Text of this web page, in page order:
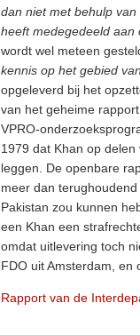
dan niet met behulp
heeft medegedeeld aan
wordt wel meteen
kennis op het gebied
opgeleverd bij het
van het geheime
VPRO-
1979 dat Khan op
leggen. De openbare
meer dan
Pakistan zou kunnen
een Khan een
omdat uitlevering toch
FDO uit Amsterdam, en
Rapport van de